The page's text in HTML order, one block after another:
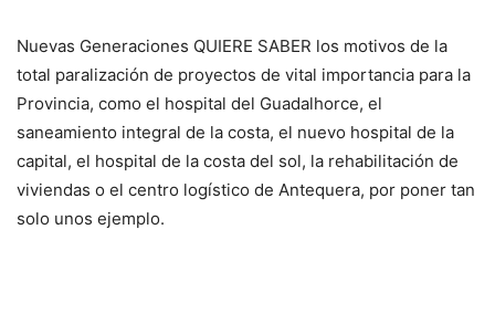
Nuevas Generaciones QUIERE SABER los motivos de la
total paralización de proyectos de vital importancia para la
Provincia, como el hospital del Guadalhorce, el
saneamiento integral de la costa, el nuevo hospital de la
capital, el hospital de la costa del sol, la rehabilitación de
viviendas o el centro logístico de Antequera, por poner tan
solo unos ejemplo.